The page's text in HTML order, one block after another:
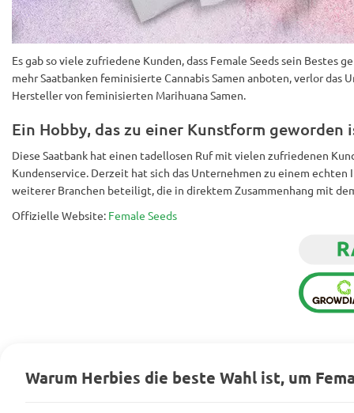
Es gab so viele zufriedene Kunden, dass Female Seeds sein
mehr Saatbanken feminisierte Cannabis Samen anboten, verlor
Hersteller von feminisierten Marihuana Samen.
Ein Hobby, das zu einer Kunstform geworden
Diese Saatbank hat einen tadellosen Ruf mit vielen zufriedenen
Kundenservice. Derzeit hat sich das Unternehmen zu einem
weiterer Branchen beteiligt, die in direktem Zusammenhang mit
Offizielle Website: Female Seeds
Warum Herbies die beste Wahl ist, um